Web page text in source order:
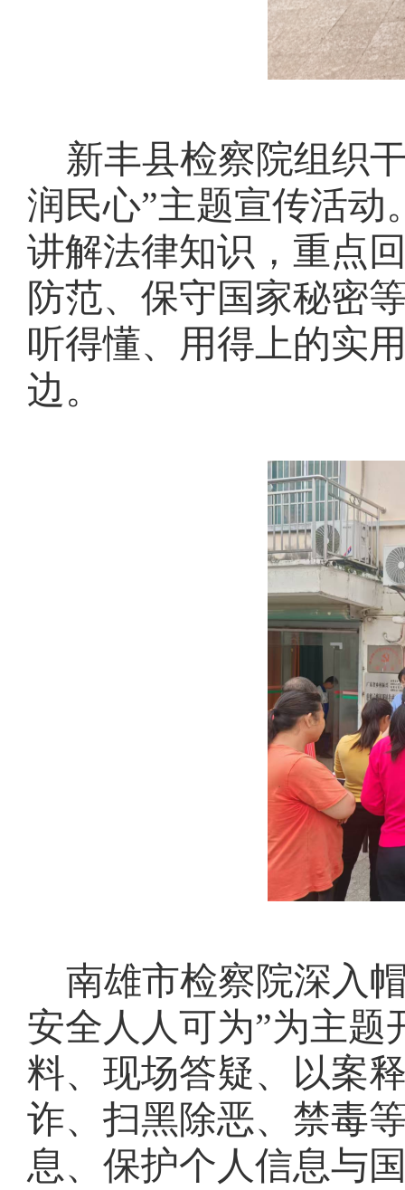
新丰县检察院组织
润民心”主题宣传活动
讲解法律知识，重点
防范、保守国家秘密
听得懂、用得上的实
边。
南雄市检察院深入
安全人人可为”为主
料、现场答疑、以案
诈、扫黑除恶、禁毒
息、保护个人信息与